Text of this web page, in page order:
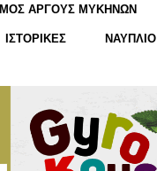
ΑΡΓΟΥΣ ΜΥΚΗΝΩΝ
ΙΣΤΟΡΙΚΕΣ ΝΑΥΠΛΙΟ